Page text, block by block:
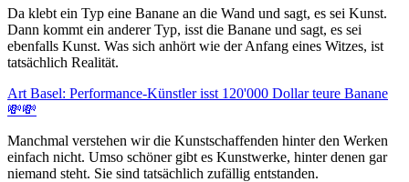
Da klebt ein Typ eine Banane an die Wand und sagt, es sei Kunst.
Dann kommt ein anderer Typ, isst die Banane und sagt, es sei
ebenfalls Kunst. Was sich anhört wie der Anfang eines Witzes, ist
tatsächlich Realität.
Art Basel: Performance-Künstler isst 120'000 Dollar teure Banane
💸💸
Manchmal verstehen wir die Kunstschaffenden hinter den Werken
einfach nicht. Umso schöner gibt es Kunstwerke, hinter denen gar
niemand steht. Sie sind tatsächlich zufällig entstanden.